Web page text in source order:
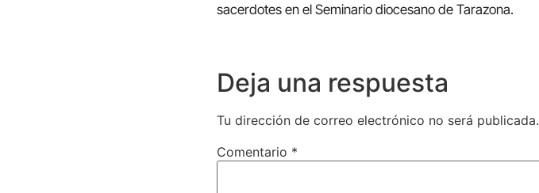
sacerdotes en el Seminario diocesano de Tarazona.
Deja una respuesta
Tu dirección de correo electrónico no será publicada.
Comentario *